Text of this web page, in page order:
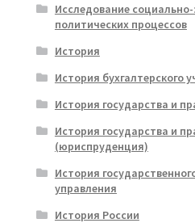
Исследование
политических процессов
История
История бухгалтерского
История государства и
История государства и
(юриспруденция)
История
управления
История России